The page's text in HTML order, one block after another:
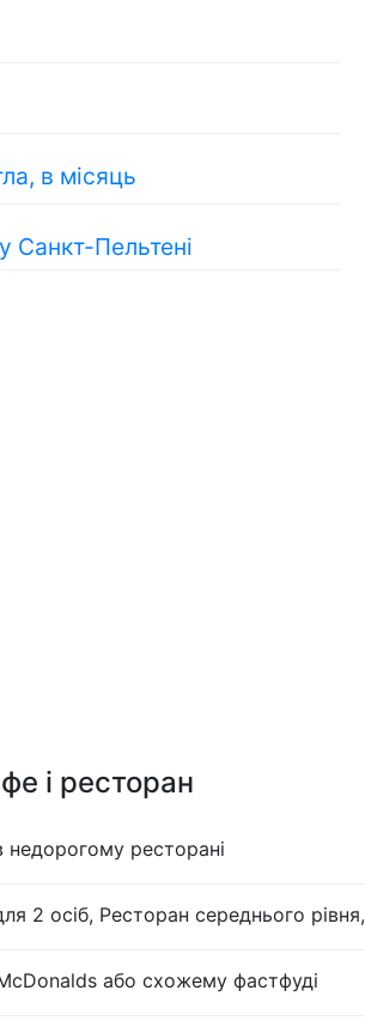
в місяць
Санкт-Пельтені
і ресторан
недорогому ресторані
2 осіб, Ресторан середнього
або схожему фастфуді